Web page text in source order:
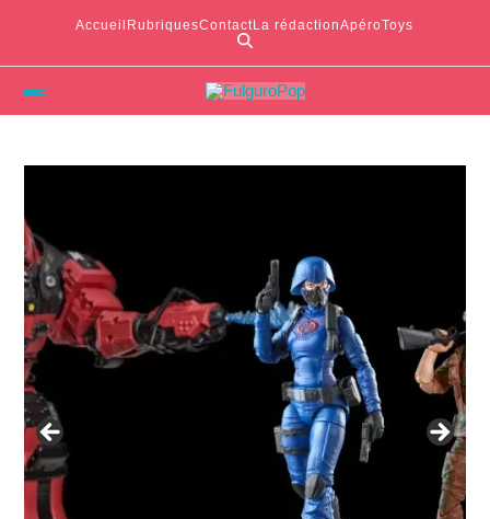
Accueil RubriquesContactLa rédactionApéroToys